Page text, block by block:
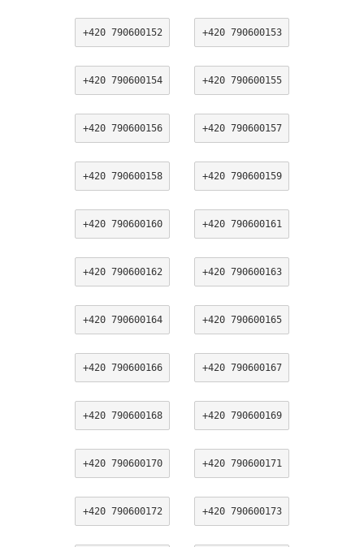
+420 790600152 +420 790600153
+420 790600154 +420 790600155
+420 790600156 +420 790600157
+420 790600158 +420 790600159
+420 790600160 +420 790600161
+420 790600162 +420 790600163
+420 790600164 +420 790600165
+420 790600166 +420 790600167
+420 790600168 +420 790600169
+420 790600170 +420 790600171
+420 790600172 +420 790600173